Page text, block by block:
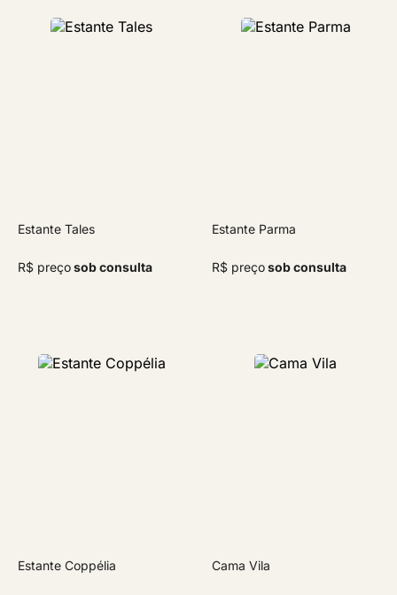
Estante Tales
R$ preçosob consulta
Estante Parma
R$ preçosob consulta
Estante Coppélia Cama Vila